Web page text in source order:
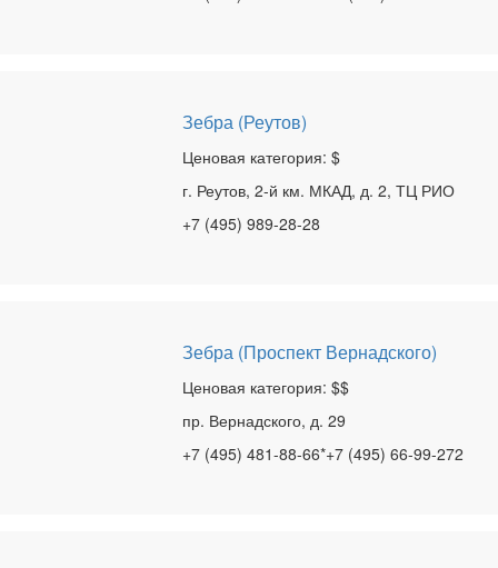
Зебра (Реутов)
Ценовая категория: $
г. Реутов, 2-й км. МКАД, д. 2, ТЦ РИО
+7 (495) 989-28-28
Зебра (Проспект Вернадского)
Ценовая категория: $$
пр. Вернадского, д. 29
+7 (495) 481-88-66*+7 (495) 66-99-272